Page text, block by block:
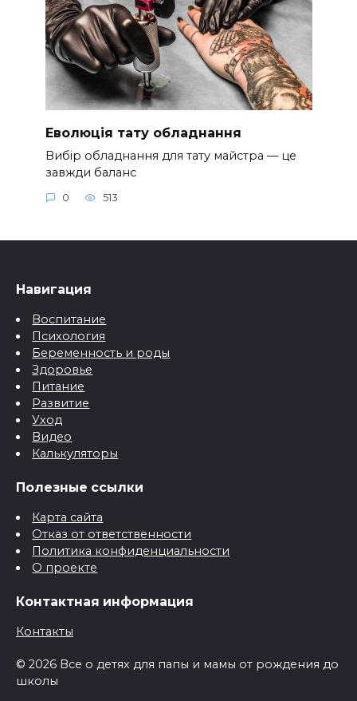
Еволюція тату обладнання
Вибір обладнання для тату майстра — це
завжди баланс
0 513
Навигация
Воспитание
Психология
Беременность и роды
Здоровье
Питание
Развитие
Уход
Видео
Калькуляторы
Полезные ссылки
Карта сайта
Отказ от ответственности
Политика конфиденциальности
О проекте
Контактная информация
Контакты
© 2026 Все о детях для папы и мамы от рождения до
школы